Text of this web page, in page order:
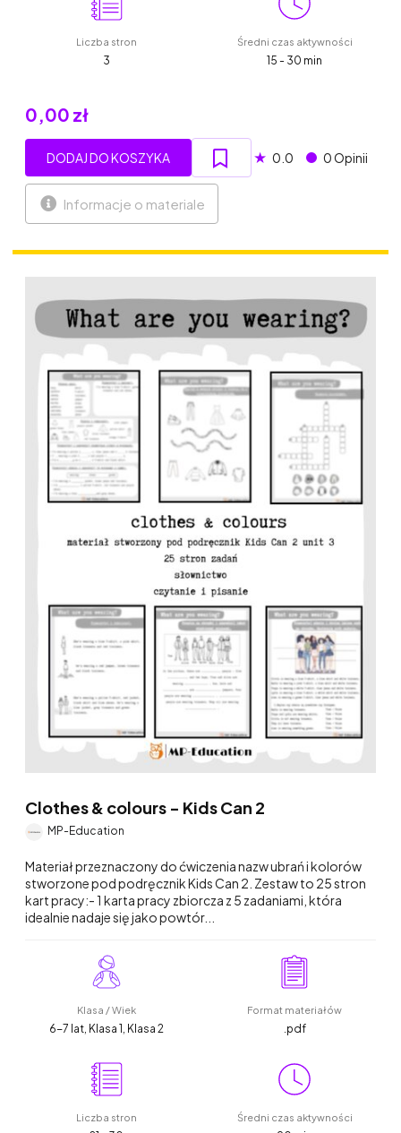
Liczba stron
3
Średni czas aktywności
15 - 30 min
0,00 zł
DODAJ DO KOSZYKA ★ 0.0 0 Opinii
Informacje o materiale
Clothes & colours - Kids Can 2
MP-Education
Materiał przeznaczony do ćwiczenia nazw ubrań i kolorów
stworzone pod podręcznik Kids Can 2. Zestaw to 25 stron
kart pracy:- 1 karta pracy zbiorcza z 5 zadaniami, która
idealnie nadaje się jako powtór...
Klasa / Wiek
6-7 lat, Klasa 1, Klasa 2
Format materiałów
.pdf
Liczba stron Średni czas aktywności